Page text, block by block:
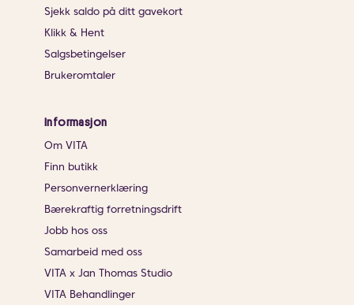
Sjekk saldo på ditt gavekort
Klikk & Hent
Salgsbetingelser
Brukeromtaler
Informasjon
Om VITA
Finn butikk
Personvernerklæring
Bærekraftig forretningsdrift
Jobb hos oss
Samarbeid med oss
VITA x Jan Thomas Studio
VITA Behandlinger